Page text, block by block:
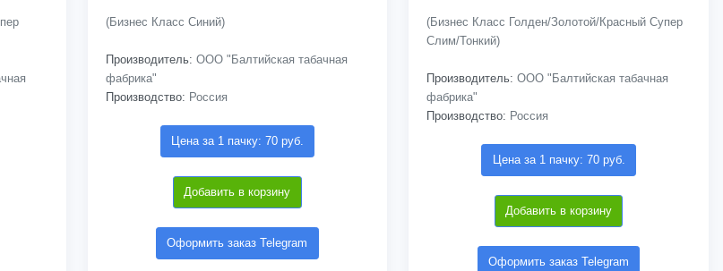
(Бизнес Класс Синий)
Производитель: ООО "Балтийская табачная
фабрика"
Производство: Россия
Цена за 1 пачку: 70 руб.
Добавить в корзину
Оформить заказ Telegram
(Бизнес Класс Голден/Золотой/Красный Супер
Слим/Тонкий)
Производитель: ООО "Балтийская табачная
фабрика"
Производство: Россия
Цена за 1 пачку: 70 руб.
Добавить в корзину
Оформить заказ Telegram